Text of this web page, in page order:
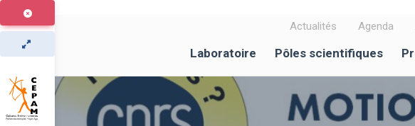
Aller
au
contenu
principal
Actualités Agenda
Laboratoire Pôles scientifiques